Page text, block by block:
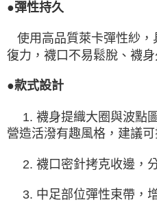
●彈性持久
使用高品質萊卡彈性紗，
復力，襪口不易鬆脫、襪身
●款式設計
1. 襪身提織大圈與波點
營造活潑有趣風格，建議
2. 襪口密針拷克收邊，
3. 中足部位彈性束帶，